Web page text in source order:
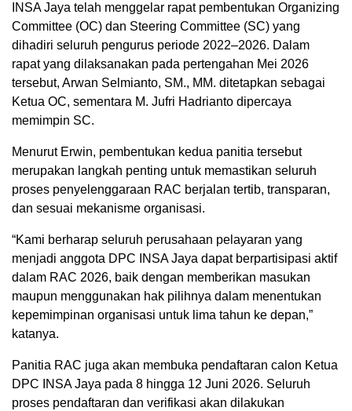
INSA Jaya telah menggelar rapat pembentukan Organizing
Committee (OC) dan Steering Committee (SC) yang
dihadiri seluruh pengurus periode 2022–2026. Dalam
rapat yang dilaksanakan pada pertengahan Mei 2026
tersebut, Arwan Selmianto, SM., MM. ditetapkan sebagai
Ketua OC, sementara M. Jufri Hadrianto dipercaya
memimpin SC.
Menurut Erwin, pembentukan kedua panitia tersebut
merupakan langkah penting untuk memastikan seluruh
proses penyelenggaraan RAC berjalan tertib, transparan,
dan sesuai mekanisme organisasi.
“Kami berharap seluruh perusahaan pelayaran yang
menjadi anggota DPC INSA Jaya dapat berpartisipasi aktif
dalam RAC 2026, baik dengan memberikan masukan
maupun menggunakan hak pilihnya dalam menentukan
kepemimpinan organisasi untuk lima tahun ke depan,”
katanya.
Panitia RAC juga akan membuka pendaftaran calon Ketua
DPC INSA Jaya pada 8 hingga 12 Juni 2026. Seluruh
proses pendaftaran dan verifikasi akan dilakukan